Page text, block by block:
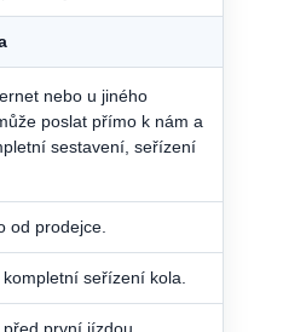
nebo u jiného
poslat přímo k nám a
sestavení, seřízení
od prodejce.
seřízení kola.